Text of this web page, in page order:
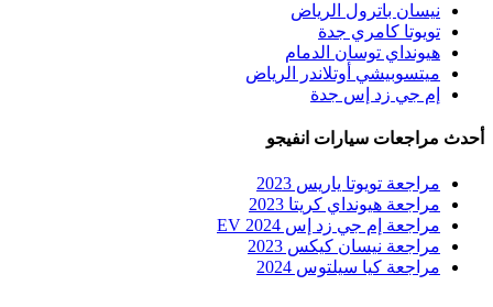
نيسان باترول الرياض
تويوتا كامري جدة
هيونداي توسان الدمام
ميتسوبيشي أوتلاندر الرياض
إم جي زد إس جدة
أحدث مراجعات سيارات انفيجو
مراجعة تويوتا ياريس 2023
مراجعة هيونداي كريتا 2023
مراجعة إم جي زد إس EV 2024
مراجعة نيسان كيكس 2023
مراجعة كيا سيلتوس 2024